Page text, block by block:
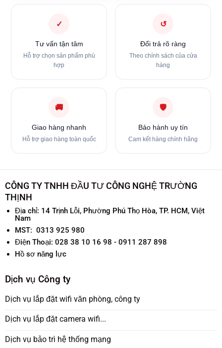
✓
Tư vấn tận tâm
Hỗ trợ chọn sản phẩm phù
hợp
↺
Đổi trả rõ ràng
Theo chính sách của cửa
hàng
🚚
Giao hàng nhanh
Hỗ trợ giao hàng toàn quốc
🛡
Bảo hành uy tín
Cam kết hàng chính hãng
CÔNG TY TNHH ĐẦU TƯ CÔNG NGHỆ TRƯỜNG
THỊNH
Địa chỉ: 14 Trịnh Lỗi, Phường Phú Thọ Hòa, TP. HCM, Việt
Nam
MST: 0313 925 980
Điện Thoại: 028 38 10 16 98 - 0911 287 898
Hồ sơ năng lực
Dịch vụ Công ty
Dịch vụ lắp đặt wifi văn phòng, công ty
Dịch vụ lắp đặt camera wifi...
Dịch vụ bảo trì hệ thống mạng